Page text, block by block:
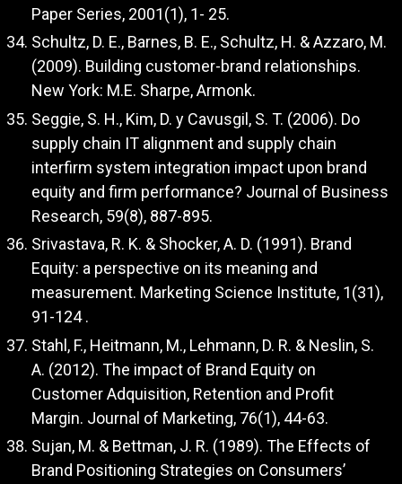
Paper Series, 2001(1), 1- 25.
Schultz, D. E., Barnes, B. E., Schultz, H. & Azzaro, M.
(2009). Building customer-brand relationships.
New York: M.E. Sharpe, Armonk.
Seggie, S. H., Kim, D. y Cavusgil, S. T. (2006). Do
supply chain IT alignment and supply chain
interfirm system integration impact upon brand
equity and firm performance? Journal of Business
Research, 59(8), 887-895.
Srivastava, R. K. & Shocker, A. D. (1991). Brand
Equity: a perspective on its meaning and
measurement. Marketing Science Institute, 1(31),
91-124 .
Stahl, F., Heitmann, M., Lehmann, D. R. & Neslin, S.
A. (2012). The impact of Brand Equity on
Customer Adquisition, Retention and Profit
Margin. Journal of Marketing, 76(1), 44-63.
Sujan, M. & Bettman, J. R. (1989). The Effects of
Brand Positioning Strategies on Consumers’